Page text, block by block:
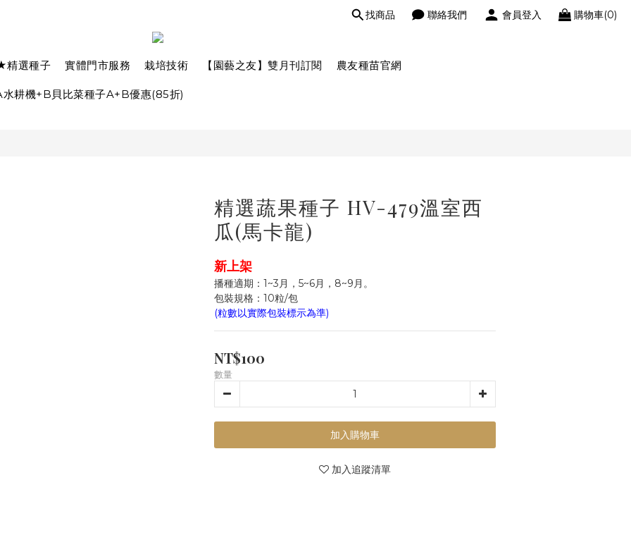
找商品 聯絡我們 會員登入 購物車(0)
精選種子 實體門市服務 栽培技術 【園藝之友】雙月刊訂閱 農友種苗官網
耕機+B貝比菜種子A+B優惠(85折)
精選蔬果種子 HV-479溫室西
瓜(馬卡龍)
新上架
播種適期：1~3月，5~6月，8~9月。
包裝規格：10粒/包
(粒數以實際包裝標示為準)
NT$100
數量
加入購物車
加入追蹤清單